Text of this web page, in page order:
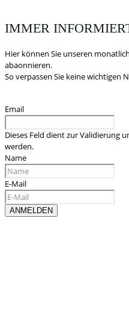
IMMER
Hier können Sie unseren
abaonnieren.
So verpassen Sie keine wichtigen
Email
Dieses Feld dient zur Validierung
werden.
Name
E-Mail